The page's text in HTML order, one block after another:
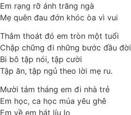
Em rạng rỡ ánh trăng ngà
Mẹ quên đau đớn khóc òa vì vui
Thắm thoát đó em tròn một tuổi
Chập chững đi những bước đầu đời
Bi bô tập nói, tập cười
Tập ăn, tập ngủ theo lời mẹ ru.
Mười tám tháng em đi nhà trẻ
Em học, ca học múa yêu ghê
Em về em hát líu lo